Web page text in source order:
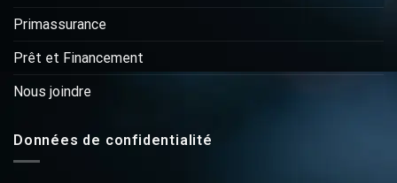
Primassurance
Prêt et Financement
Nous joindre
Données de confidentialité